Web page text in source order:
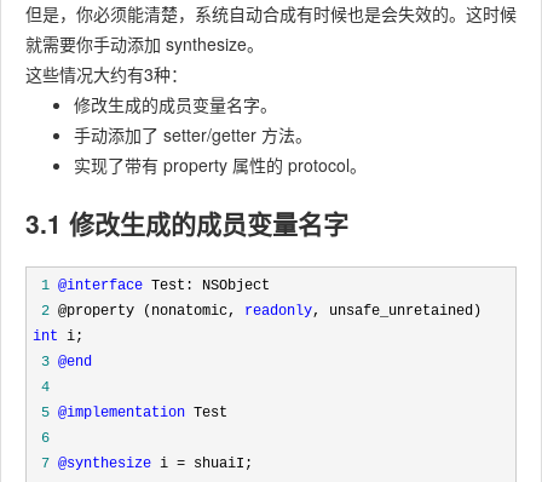
但是，你必须能清楚，系统自动合成有时候也是会失效的。这时候
就需要你手动添加 synthesize。
这些情况大约有3种：
修改生成的成员变量名字。
手动添加了 setter/getter 方法。
实现了带有 property 属性的 protocol。
3.1 修改生成的成员变量名字
1 @interface
2 @property (nonatomic, readonly
int
3 @end
4
5 @implementation
6
7 @synthesize i =